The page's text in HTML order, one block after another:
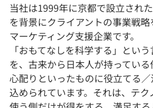
当社は1999年に京都で設⽴され
を背景にクライアントの事業戦
マーケティング支援企業です。
「おもてなしを科学する」とい
を、古来から日本人が持っている
心配りといったものに役立てる
込められています。それは、テク